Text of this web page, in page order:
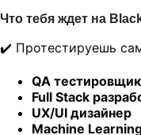
Что тебя ждет на
✔️ Протестируешь
QA тестировщик
Full Stack
UX/UI дизайнер
Machine